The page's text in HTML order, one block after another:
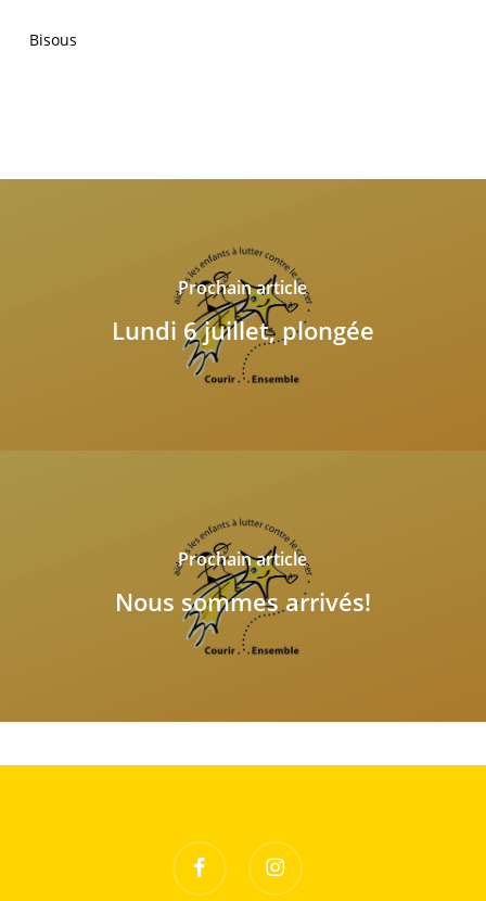
Bisous
Prochain article
Lundi 6 juillet, plongée
Prochain article
Nous sommes arrivés!
facebook instagram